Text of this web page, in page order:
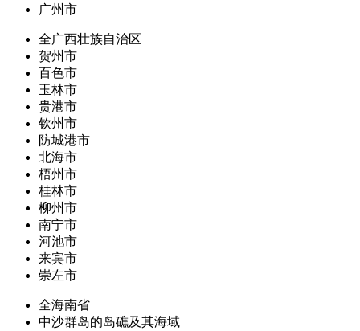
广州市
全广西壮族自治区
贺州市
百色市
玉林市
贵港市
钦州市
防城港市
北海市
梧州市
桂林市
柳州市
南宁市
河池市
来宾市
崇左市
全海南省
中沙群岛的岛礁及其海域